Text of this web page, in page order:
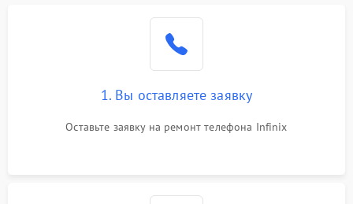
1. Вы оставляете заявку
Оставьте заявку на ремонт телефона Infinix